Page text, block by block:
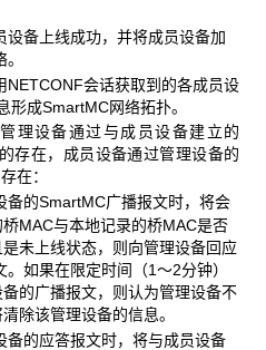
备上线成功，并将成员设备加
会话获取到的各成员设
形成SmartMC网络拓扑。
理设备通过与成员设备建立的
存在，成员设备通过管理设备的
在：
的SmartMC广播报文时，将会
MAC与本地记录的桥MAC是否
未上线状态，则向管理设备回应
如果在限定时间（1～2分钟）
的广播报文，则认为管理设备不
除该管理设备的信息。
的应答报文时，将与成员设备